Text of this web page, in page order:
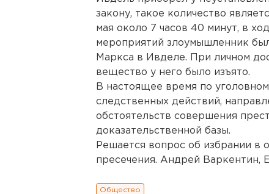
закону, такое количество
мая около 7 часов 40 минут, в
мероприятий злоумышленник
Маркса в Ивделе. При личном
вещество у него было изъято.
В настоящее время по
следственных действий,
обстоятельств совершения
доказательственной базы.
Решается вопрос об избрании
пресечения. Андрей Варкентин,
Общество